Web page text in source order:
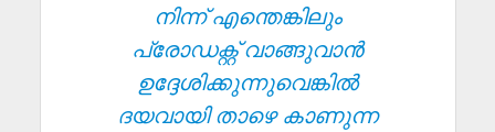
നിന്ന് എന്തെങ്കിലും
പ്രോഡക്റ്റ് വാങ്ങുവാൻ
ഉദ്ദേശിക്കുന്നുവെങ്കിൽ
ദയവായി താഴെ കാണുന്ന